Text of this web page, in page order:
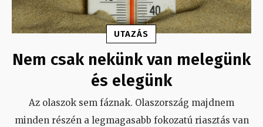
UTAZÁS
Nem csak nekünk van melegünk
és elegünk
Az olaszok sem fáznak. Olaszország majdnem
minden részén a legmagasabb fokozatú riasztás van